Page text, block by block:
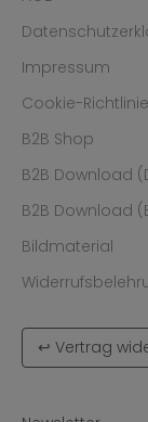
Impressum
Cookie-
B2B Shop
B2B Download
B2B Download
Bildmaterial
↩ Vertrag